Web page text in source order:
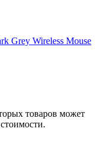
Grey Wireless Mouse
товаров может